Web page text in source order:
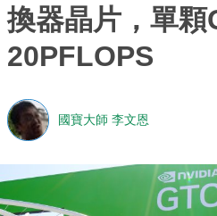
換器晶片，單顆
20PFLOPS
國寶大師 李文恩